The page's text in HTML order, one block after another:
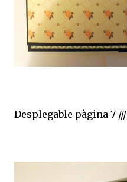
Desplegable pàgina 7 ///